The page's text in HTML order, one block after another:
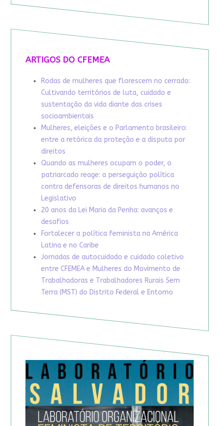
ARTIGOS DO CFEMEA
Rodas de mulheres que florescem no cerrado:
Cultivando territórios de luta, cuidado e
sustentação da vida diante das crises
socioambientais
Mulheres, eleições e o Parlamento brasileiro:
entre a retórica da proteção e a disputa por
direitos
Quando as mulheres ocupam o poder, o
patriarcado reage: a perseguição política
contra defensoras de direitos humanos no
Legislativo
20 anos da Lei Maria da Penha: avanços e
desafios
Fortalecer a política feminista na América
Latina e no Caribe
Jornadas de autocuidado e cuidado coletivo
entre CFEMEA e Mulheres do Movimento de
Trabalhadoras e Trabalhadores Rurais Sem
Terra (MST) do Distrito Federal e Entorno